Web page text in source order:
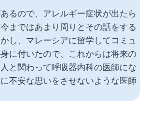
るので、アレルギー症状が出たら
まではあまり周りとその話をする
し、マレーシアに留学してコミュ
に付いたので、これからは将来の
と関わって呼吸器内科の医師にな
不安な思いをさせないような医師